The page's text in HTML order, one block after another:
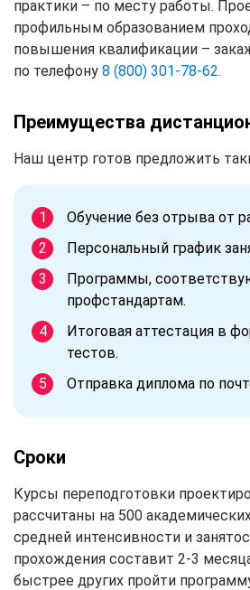
практики – по месту работы.
профильным образованием
повышения квалификации –
по телефону 8 (800) 301-78-62.
Преимущества
Наш центр готов предложить
Обучение без отрыва от
Персональный график
Программы,
профстандартам.
Итоговая аттестация в
тестов.
Отправка диплома по
Сроки
Курсы переподготовки
рассчитаны на 500
средней интенсивности и
прохождения составит 2-3
быстрее других пройти